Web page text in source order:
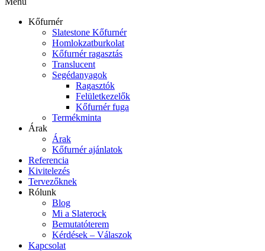
Kőfurnér
Slatestone Kőfurnér
Homlokzatburkolat
Kőfurnér ragasztás
Translucent
Segédanyagok
Ragasztók
Felületkezelők
Kőfurnér fuga
Termékminta
Árak
Árak
Kőfurnér ajánlatok
Referencia
Kivitelezés
Tervezőknek
Rólunk
Blog
Mi a Slaterock
Bemutatóterem
Kérdések – Válaszok
Kapcsolat